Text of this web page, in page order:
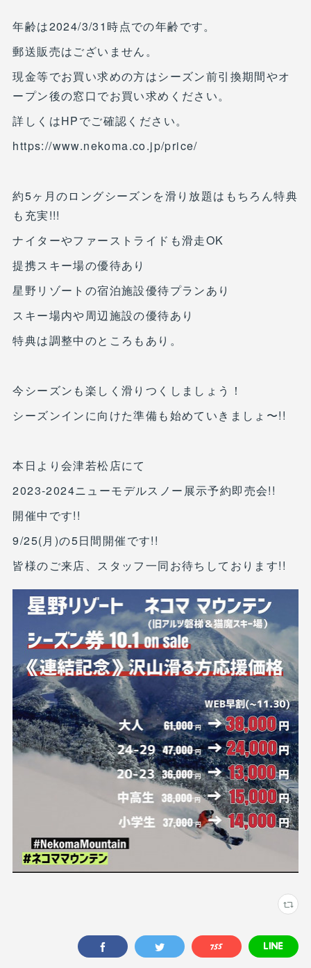
年齢は2024/3/31時点での年齢です。
郵送販売はございません。
現金等でお買い求めの方はシーズン前引換期間やオ
ープン後の窓口でお買い求めください。
詳しくはHPでご確認ください。
https://www.nekoma.co.jp/price/
約5ヶ月のロングシーズンを滑り放題はもちろん特典
も充実!!!
ナイターやファーストライドも滑走OK
提携スキー場の優待あり
星野リゾートの宿泊施設優待プランあり
スキー場内や周辺施設の優待あり
特典は調整中のところもあり。
今シーズンも楽しく滑りつくしましょう！
シーズンインに向けた準備も始めていきましょ〜!!
本日より会津若松店にて
2023-2024ニューモデルスノー展示予約即売会!!
開催中です!!
9/25(月)の5日間開催です!!
皆様のご来店、スタッフ一同お待ちしております!!